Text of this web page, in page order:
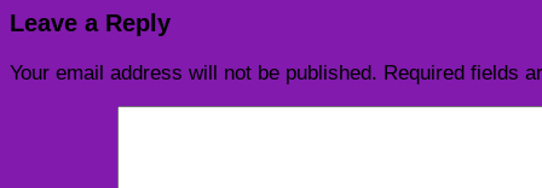
Leave a Reply
Your email address will not be published. Required fields